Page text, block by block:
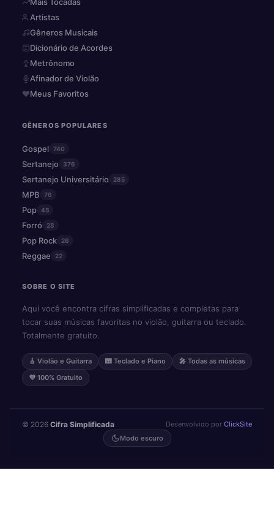
Mais Tocadas
Artistas
Gêneros Musicais
Dicionário de Acordes
Metrônomo
Afinador de Violão
Meus Favoritos
GÊNEROS POPULARES
Gospel 740
Sertanejo 376
Sertanejo Universitário 285
MPB 76
Pop 45
Forró 28
Pop Rock 26
Reggae 22
SOBRE O SITE
Aqui você encontra cifras simplificadas e completas para
tocar suas músicas favoritas no violão, guitarra ou teclado.
Totalmente gratuito.
🎸 Violão e Guitarra 🎹 Teclado e Piano
🎤 Todas as músicas
💜 100% Gratuito
© 2026 Cifra Simplificada· Desenvolvido por ClickSite
Modo escuro